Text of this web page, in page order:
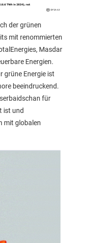
der grünen
mit renommierten
Masdar
Energien.
grüne Energie ist
beeindruckend.
für
ist und
mit globalen